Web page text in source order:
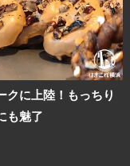
クに上陸！もっちり
も魅了